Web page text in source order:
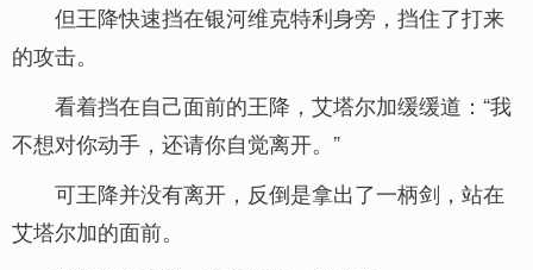
但王降快速挡在银河维克特利身旁，挡住了打来
的攻击。
看着挡在自己面前的王降，艾塔尔加缓缓道：“我
不想对你动手，还请你自觉离开。”
可王降并没有离开，反倒是拿出了一柄剑，站在
艾塔尔加的面前。